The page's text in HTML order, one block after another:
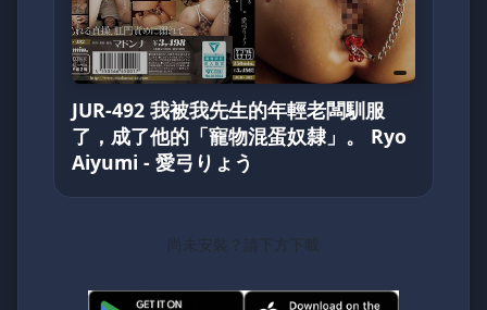
JUR-492 我被我先生的年輕老闆馴服
了，成了他的「寵物混蛋奴隸」。 Ryo
Aiyumi - 愛弓りょう
尚未安裝？請下方下載